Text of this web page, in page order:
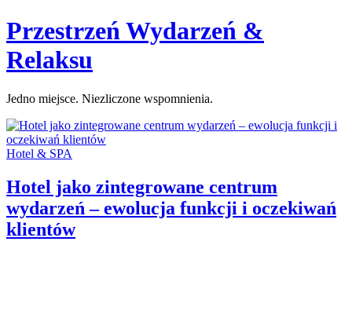
Skip
to
content
Przestrzeń Wydarzeń &
Relaksu
Jedno miejsce. Niezliczone wspomnienia.
Categories:
Hotel & SPA
Hotel jako zintegrowane centrum
wydarzeń – ewolucja funkcji i oczekiwań
klientów